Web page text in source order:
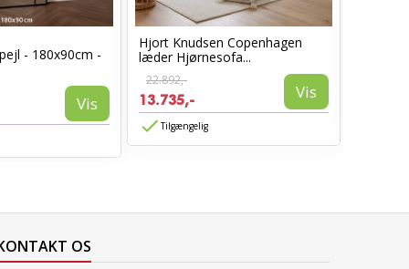
- 180x90cm -
Vis
Hjort Knudsen Copenhagen
læder Hjørnesofa...
22.892,-
13.735,- Vis
Tilgængelig
OS